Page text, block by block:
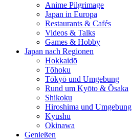
Anime Pilgrimage
Japan in Europa
Restaurants & Cafés
Videos & Talks
Games & Hobby
Japan nach Regionen
Hokkaidō
Tōhoku
Tōkyō und Umgebung
Rund um Kyōto & Ōsaka
Shikoku
Hiroshima und Umgebung
Kyūshū
Okinawa
Genießen